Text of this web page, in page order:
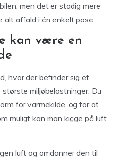
men det er stadig mere
alt affald i én enkelt pose.
kan være en
hvor der befinder sig et
miljøbelastninger. Du
for varmekilde, og for at
muligt kan man kigge på luft
luft og omdanner den til